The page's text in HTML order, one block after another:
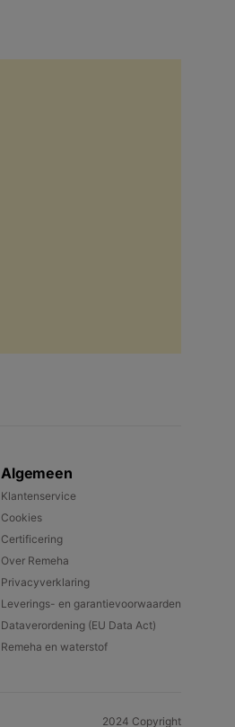
Algemeen
Klantenservice
Cookies
Certificering
Over Remeha
Privacyverklaring
Leverings- en garantievoorwaarden
Dataverordening (EU Data Act)
Remeha en waterstof
2024 Copyright